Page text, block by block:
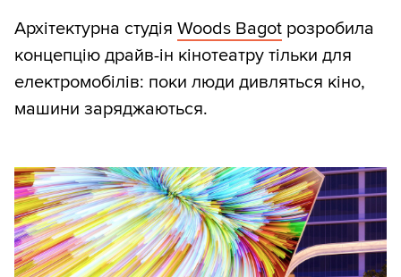
Архітектурна студія Woods Bagot розробила
концепцію драйв-ін кінотеатру тільки для
електромобілів: поки люди дивляться кіно,
машини заряджаються.